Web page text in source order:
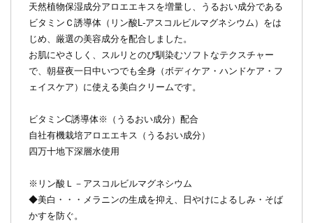
天然植物保湿成分アロエエキスを増量し、うるおい成分である
ビタミンＣ誘導体（リン酸L-アスコルビルマグネシウム）をは
じめ、厳選の美容成分を配合しました。
お肌にやさしく、スルリとのび馴染むソフトなテクスチャー
で、朝昼夜一日中いつでも全身（ボディケア・ハンドケア・フ
ェイスケア）に使える美白クリームです。
ビタミンC誘導体※
（うるおい成分）配合
自社有機栽培アロエエキス（うるおい成分）
四万十地下深層水使用
※リン酸Ｌ－アスコルビルマグネシウム
◆美白・・・メラニンの生成を抑え、日やけによるしみ・そば
かすを防ぐ。